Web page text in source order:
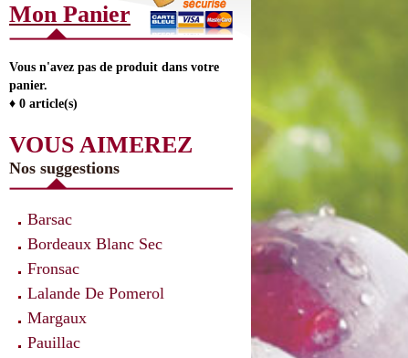
Mon Panier
Vous n'avez pas de produit dans votre
panier.
♦ 0 article(s)
VOUS AIMEREZ
Nos suggestions
Barsac
Bordeaux Blanc Sec
Fronsac
Lalande De Pomerol
Margaux
Pauillac